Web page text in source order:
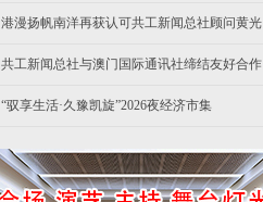
港漫扬帆南洋再获认可共工新闻总社顾问黄光
共工新闻总社与澳门国际通讯社缔结友好合作
“驭享生活·久豫凯旋”2026夜经济市集